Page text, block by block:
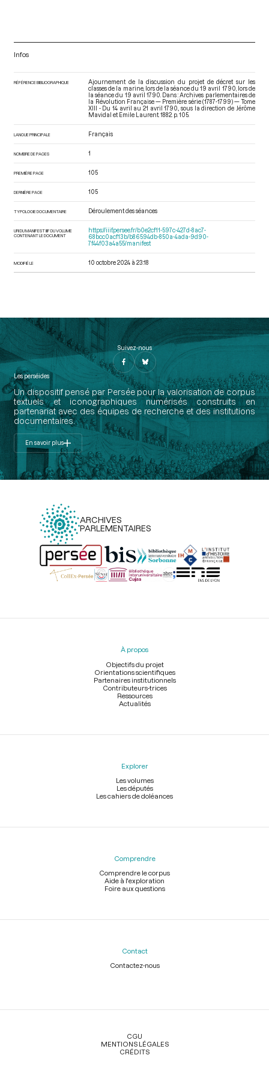
Infos
RÉFÉRENCE BIBLIOGRAPHIQUE
Ajournement de la discussion du projet de décret sur les
classes de la marine, lors de la séance du 19 avril 1790, lors de
la séance du 19 avril 1790. Dans : Archives parlementaires de
la Révolution Française — Première série (1787-1799) — Tome
XIII - Du 14 avril au 21 avril 1790. , sous la direction de Jérôme
Mavidal et Emile Laurent. 1882. p. 105.
LANGUE PRINCIPALE Français
NOMBRE DE PAGES 1
PREMIÈRE PAGE 105
DERNIÈRE PAGE 105
TYPOLOGIE DOCUMENTAIRE Déroulement des séances
URI DU MANIFEST IIIF DU VOLUME
CONTENANT LE DOCUMENT
https://iiif.persee.fr/b0e2cf11-597c-427d-8ac7-
68bcc0acf13b/b86594db-850a-4ada-9d90-
7f44f03a4a55/manifest
MODIFIÉ LE 10 octobre 2024 à 23:18
Suivez-nous
Les perséides
Un dispositif pensé par Persée pour la valorisation de corpus
textuels et iconographiques numérisés construits en
partenariat avec des équipes de recherche et des institutions
documentaires.
En savoir plus
ARCHIVES
PARLEMENTAIRES
Menu
À propos
Objectifs du projet
Orientations scientifiques
Partenaires institutionnels
Contributeurs-trices
Ressources
Actualités
Explorer
Les volumes
Les députés
Les cahiers de doléances
Comprendre
Comprendre le corpus
Aide à l'exploration
Foire aux questions
Contact
Contactez-nous
Légal
CGU
MENTIONS LÉGALES
CRÉDITS